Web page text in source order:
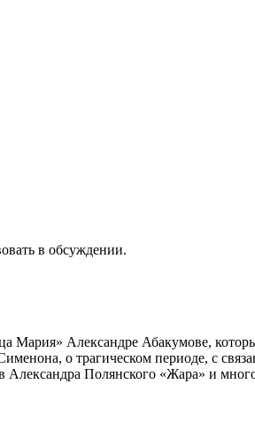
в обсуждении.
Мария» Александре Абакумове,
о трагическом периоде, с
Полянского «Жара» и